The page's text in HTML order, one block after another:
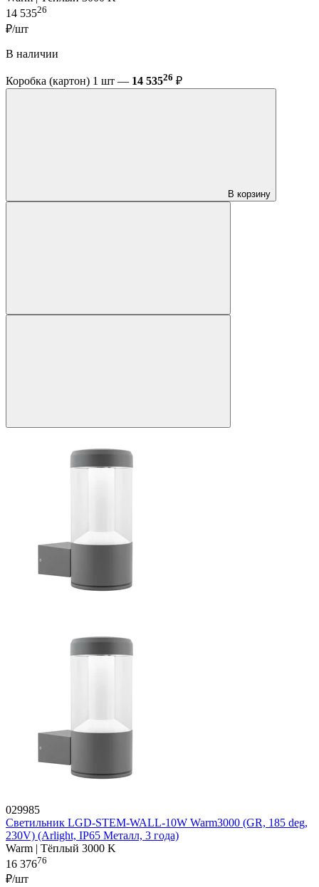
14 53526
₽/шт
В наличии
Коробка (картон) 1 шт — 14 53526 ₽
В корзину
029985
Светильник LGD-STEM-WALL-10W Warm3000 (GR, 185 deg,
230V) (Arlight, IP65 Металл, 3 года)
Warm | Тёплый 3000 K
16 37676
₽/шт